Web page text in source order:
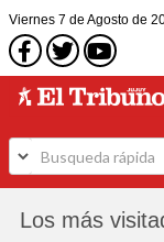
Viernes 7 de Agostode
Los más